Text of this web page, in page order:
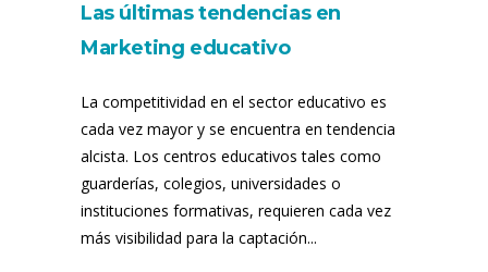
Las últimas tendencias en
Marketing educativo
La competitividad en el sector educativo es
cada vez mayor y se encuentra en tendencia
alcista. Los centros educativos tales como
guarderías, colegios, universidades o
instituciones formativas, requieren cada vez
más visibilidad para la captación...